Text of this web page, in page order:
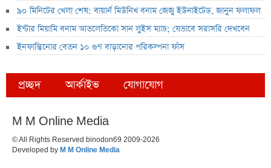
৯০ মিনিটের খেলা শেষ: বায়ার্ন মিউনিখ বনাম জেজু ইউনাইটেড, জানুন ফলাফল
ইন্টার মিয়ামি বনাম আতলেতিকো সান লুইস ম্যাচ; যেভাবে সরাসরি দেখবেন
ইনফান্তিনোর বেতন ১০ গুণ বাড়ানোর পরিকল্পনা ফাঁস
প্রচ্ছদ আর্কাইভ যোগাযোগ
M M Online Media
© All Rights Reserved binodon69 2009-2026
Developed by M M Online Media